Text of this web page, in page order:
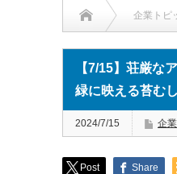
企業トピ
【7/15】荘厳なアン
【7/15】荘厳な
緑に映える苔む
2024/7/15 企
Post Share